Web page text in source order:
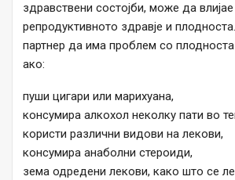
здравствени состојби, може да
репродуктивното здравје и
партнер да има проблем со
ако:
пуши цигари или марихуана,
консумира алкохол неколку пати во
користи различни видови на лекови,
консумира анаболни стероиди,
зема одредени лекови, како што се